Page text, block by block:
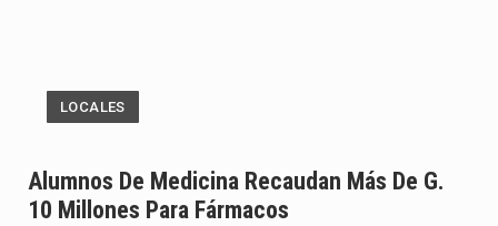
LOCALES
Alumnos De Medicina Recaudan Más De G.
10 Millones Para Fármacos